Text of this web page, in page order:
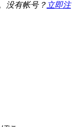
没有帐号？ 立即注